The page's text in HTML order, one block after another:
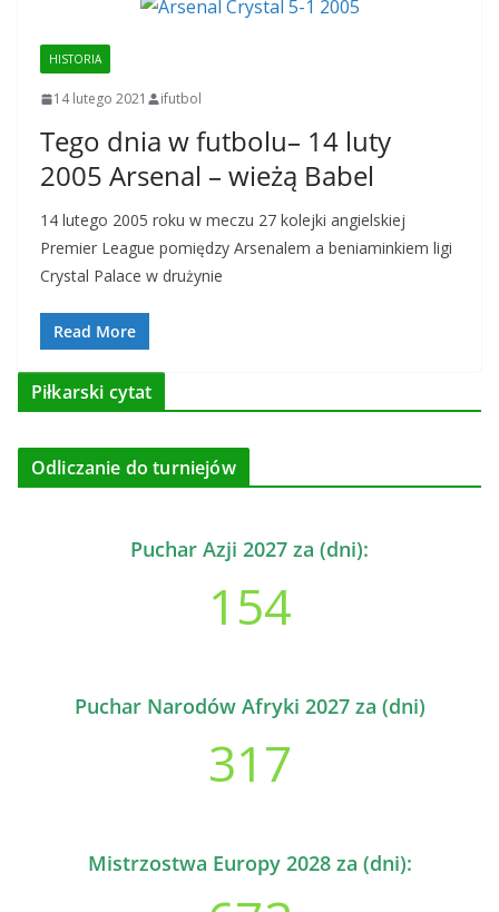
HISTORIA
14 lutego 2021 ifutbol
Tego dnia w futbolu– 14 luty
2005 Arsenal – wieżą Babel
14 lutego 2005 roku w meczu 27 kolejki angielskiej
Premier League pomiędzy Arsenalem a beniaminkiem ligi
Crystal Palace w drużynie
Read More
Piłkarski cytat
Odliczanie do turniejów
Puchar Azji 2027 za (dni):
154
Puchar Narodów Afryki 2027 za (dni)
317
Mistrzostwa Europy 2028 za (dni):